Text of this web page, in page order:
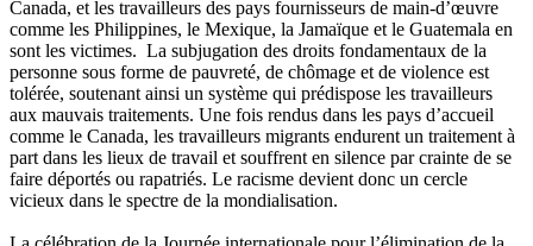
Canada, et les travailleurs des pays fournisseurs de main-d’œuvre
comme les Philippines, le Mexique, la Jamaïque et le Guatemala en
sont les victimes. La subjugation des droits fondamentaux de la
personne sous forme de pauvreté, de chômage et de violence est
tolérée, soutenant ainsi un système qui prédispose les travailleurs
aux mauvais traitements. Une fois rendus dans les pays d’accueil
comme le Canada, les travailleurs migrants endurent un traitement à
part dans les lieux de travail et souffrent en silence parcrainte de se
faire déportés ou rapatriés. Le racisme devient donc un cercle
vicieux dans le spectre de la mondialisation.